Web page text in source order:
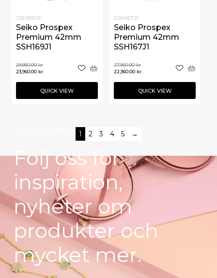
SSH169J1
Seiko Prospex
Premium 42mm
SSH169J1
29,950.00kr
23,960.00 kr
QUICK VIEW
SSH167J1
Seiko Prospex
Premium 42mm
SSH167J1
27,950.00kr
22,360.00 kr
QUICK VIEW
1 2 3 4 5 →
Följ oss för
inspiration,
nyheter om
produkter och
mycket mer.